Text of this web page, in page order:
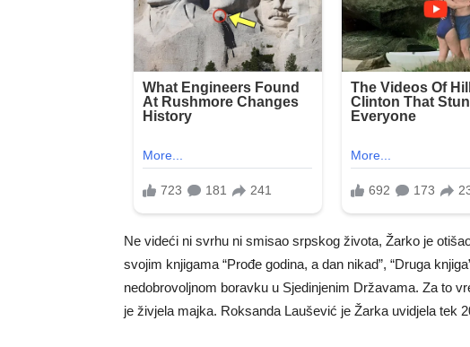
Ne videći ni svrhu ni smisao srpskog života, Žarko je
svojim knjigama “Prođe godina, a dan nikad”, “Druga
nedobrovoljnom boravku u Sjedinjenim Državama. Za to
je živjela majka. Roksanda Laušević je Žarka uvidjela tek